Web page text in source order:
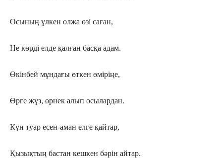
Осының үлкен олжа өзі саған,
Не көрді елде қалған басқа адам.
Өкінбей мұндағы өткен өміріңе,
Өрге жүз, өрнек алып осылардан.
Күн туар есен-аман елге қайтар,
Қызықтың бастан кешкен бәрін айтар.